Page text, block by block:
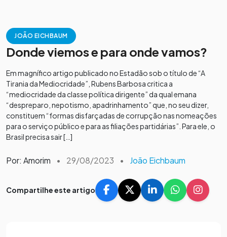
JOÃO EICHBAUM
Donde viemos e para onde vamos?
Em magnífico artigo publicado no Estadão sob o título de “A
Tirania da Mediocridade”, Rubens Barbosa critica a
“mediocridade da classe política dirigente” da qual emana
“despreparo, nepotismo, apadrinhamento” que, no seu dizer,
constituem “formas disfarçadas de corrupção nas nomeações
para o serviço público e para as filiações partidárias”. Para ele, o
Brasil precisa sair […]
Por: Amorim • 29/08/2023 • João Eichbaum
Compartilhe este artigo